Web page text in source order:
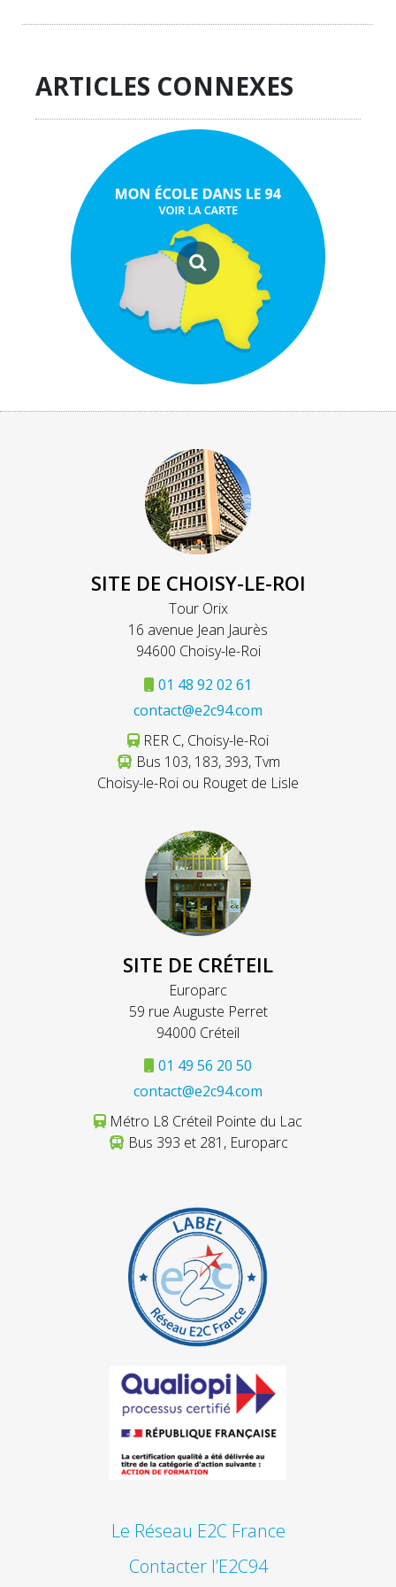
ARTICLES CONNEXES
SITE DE CHOISY-LE-ROI
Tour Orix
16 avenue Jean Jaurès
94600 Choisy-le-Roi
01 48 92 02 61
contact@e2c94.com
RER C, Choisy-le-Roi
Bus 103, 183, 393, Tvm
Choisy-le-Roi ou Rouget de Lisle
SITE DE CRÉTEIL
Europarc
59 rue Auguste Perret
94000 Créteil
01 49 56 20 50
contact@e2c94.com
Métro L8 Créteil Pointe du Lac
Bus 393 et 281, Europarc
Le Réseau E2C France
Contacter l’E2C94